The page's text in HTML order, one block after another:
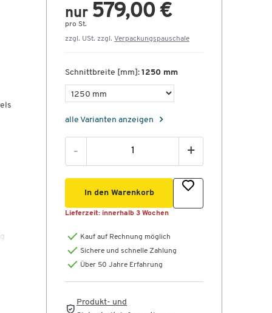
nur 579,00 €
pro St.
zzgl. USt. zzgl. Verpackungspauschale
Schnittbreite [mm]: 1250 mm
alle Varianten anzeigen
- +
In den Warenkorb
Lieferzeit: innerhalb 3 Wochen
Kauf auf Rechnung möglich
Sichere und schnelle Zahlung
Über 50 Jahre Erfahrung
Produkt- und